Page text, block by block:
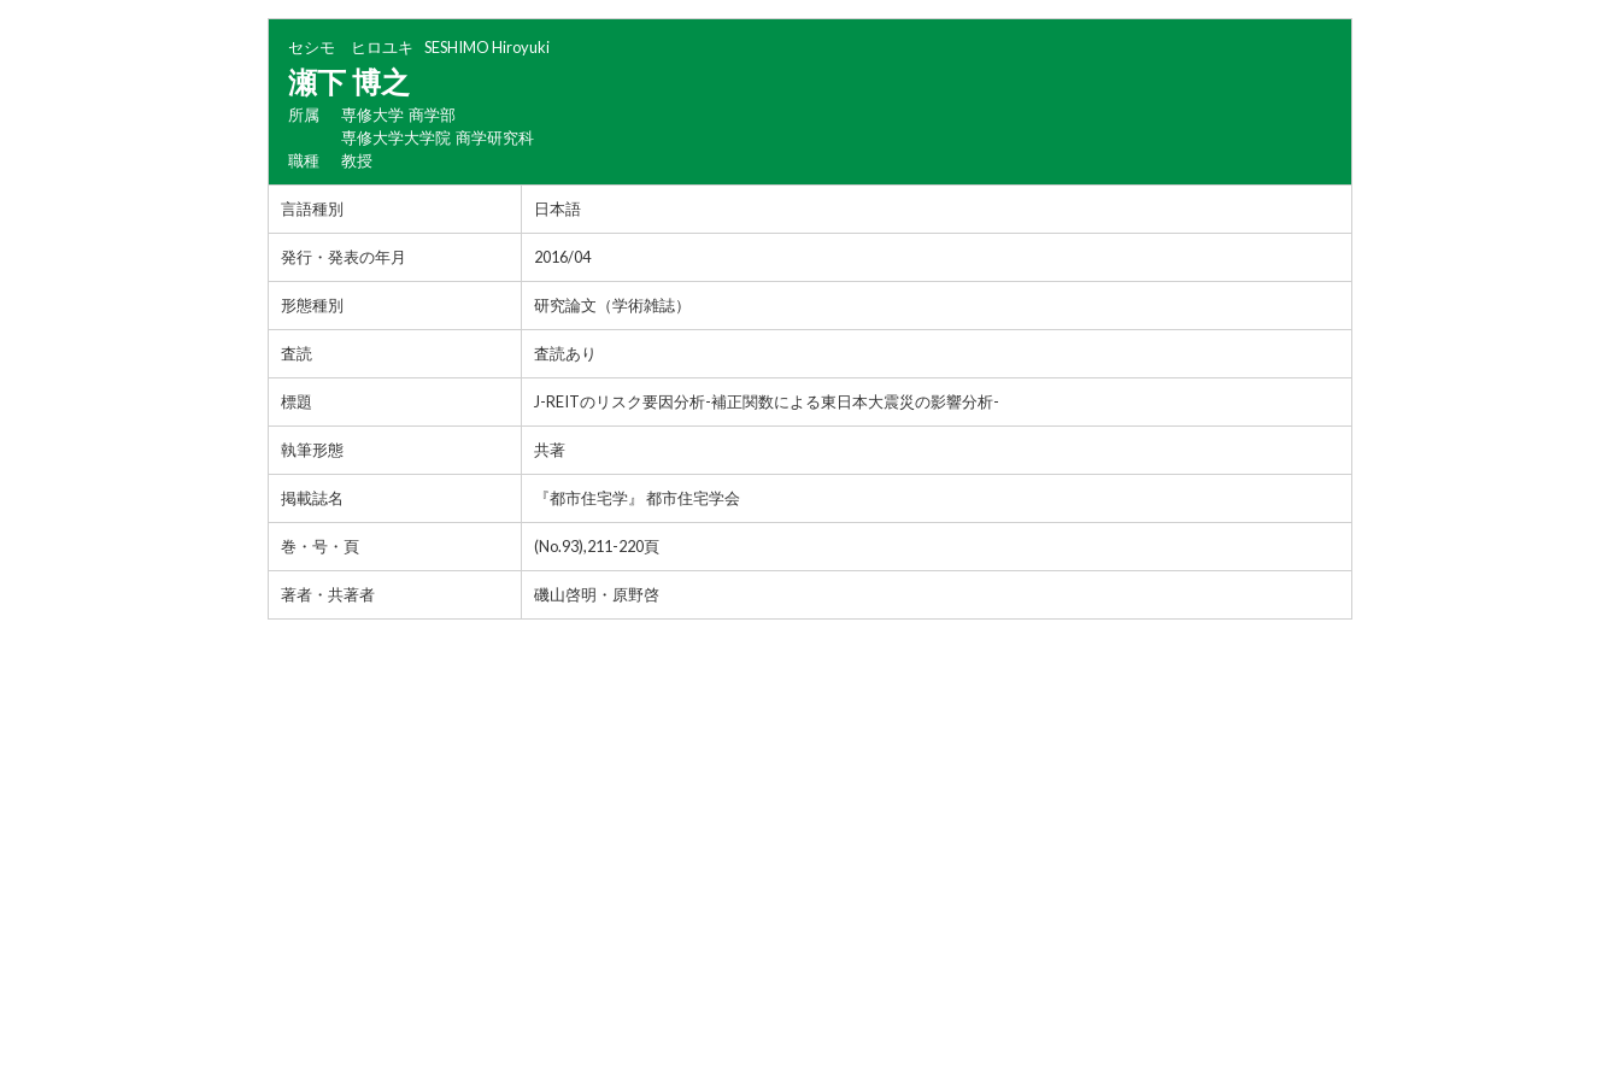
セシモ ヒロユキ SESHIMO Hiroyuki
瀬下 博之
所属
専修大学 商学部
専修大学大学院 商学研究科
職種
教授
言語種別 日本語
発行・発表の年月 2016/04
形態種別 研究論文（学術雑誌）
査読 査読あり
標題 J-REITのリスク要因分析-補正関数による東日本大震災の影響分析-
執筆形態 共著
掲載誌名 『都市住宅学』 都市住宅学会
巻・号・頁 (No.93),211-220頁
著者・共著者 磯山啓明・原野啓